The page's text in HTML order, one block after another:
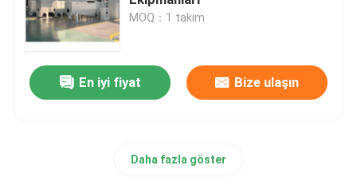
Kabarcık Hava Difüzörü
Çamur Susuzlaştırma Makinesi
MOQ：1 takım
En iyi fiyat Bize ulaşın
Daha fazla göster